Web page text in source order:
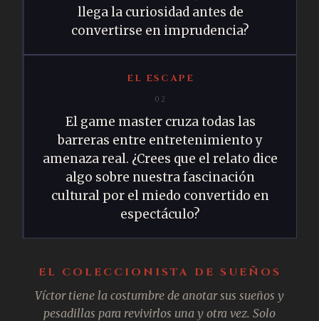
llega la curiosidad antes de
convertirse en imprudencia?
EL ESCAPE
02
El game master cruza todas las
barreras entre entretenimiento y
amenaza real. ¿Crees que el relato dice
algo sobre nuestra fascinación
cultural por el miedo convertido en
espectáculo?
EL COLECCIONISTA DE SUEÑOS
Víctor tiene la costumbre de anotar sus sueños y
pesadillas para revivirlos una y otra vez. Solo